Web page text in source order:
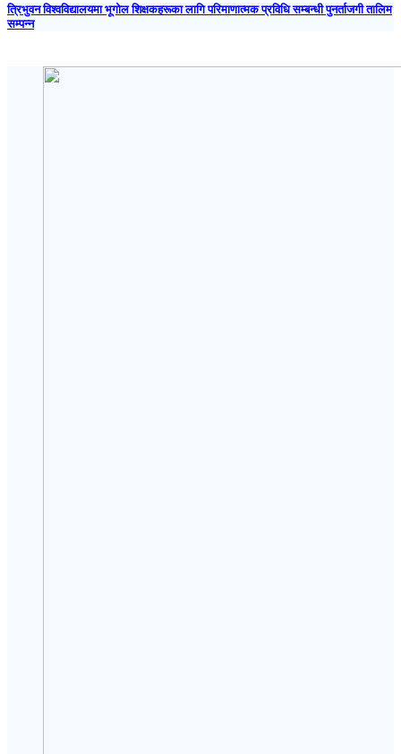
त्रिभुवन विश्वविद्यालयमा भूगोल शिक्षकहरूका लागि परिमाणात्मक प्रविधि सम्बन्धी पुनर्ताजगी तालिम
सम्पन्न